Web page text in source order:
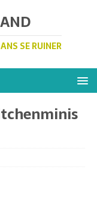
SE RUINER